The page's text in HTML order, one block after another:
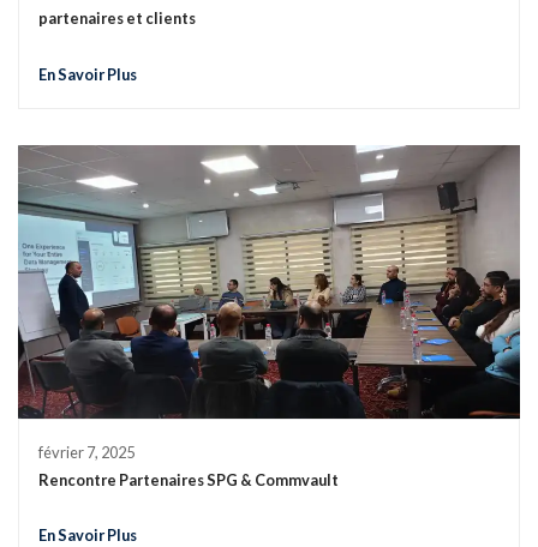
partenaires et clients
En Savoir Plus
février 7, 2025
Rencontre Partenaires SPG & Commvault
En Savoir Plus